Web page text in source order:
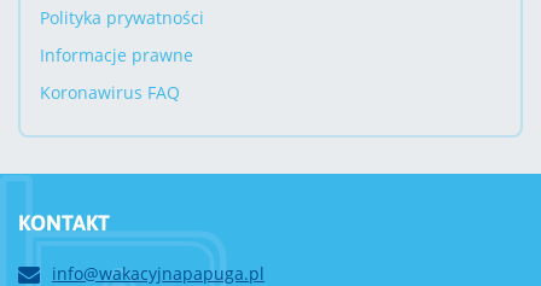
Polityka prywatności
Informacje prawne
Koronawirus FAQ
KONTAKT
info@wakacyjnapapuga.pl